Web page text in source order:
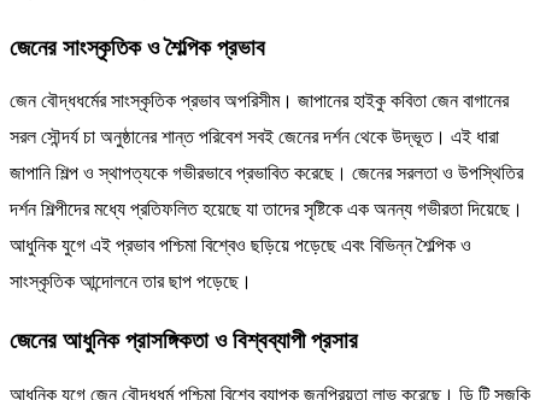
জেনের সাংস্কৃতিক ও শৈল্পিক প্রভাব
জেন বৌদ্ধধর্মের সাংস্কৃতিক প্রভাব অপরিসীম। জাপানের হাইকু কবিতা জেন বাগানের
সরল সৌন্দর্য চা অনুষ্ঠানের শান্ত পরিবেশ সবই জেনের দর্শন থেকে উদ্ভূত। এই ধারা
জাপানি শিল্প ও স্থাপত্যকে গভীরভাবে প্রভাবিত করেছে। জেনের সরলতা ও উপস্থিতির
দর্শন শিল্পীদের মধ্যে প্রতিফলিত হয়েছে যা তাদের সৃষ্টিকে এক অনন্য গভীরতা দিয়েছে।
আধুনিক যুগে এই প্রভাব পশ্চিমা বিশ্বেও ছড়িয়ে পড়েছে এবং বিভিন্ন শৈল্পিক ও
সাংস্কৃতিক আন্দোলনে তার ছাপ পড়েছে।
জেনের আধুনিক প্রাসঙ্গিকতা ও বিশ্বব্যাপী প্রসার
আধুনিক যুগে জেন বৌদ্ধধর্ম পশ্চিমা বিশ্বে ব্যাপক জনপ্রিয়তা লাভ করেছে। ডি টি সুজুকি